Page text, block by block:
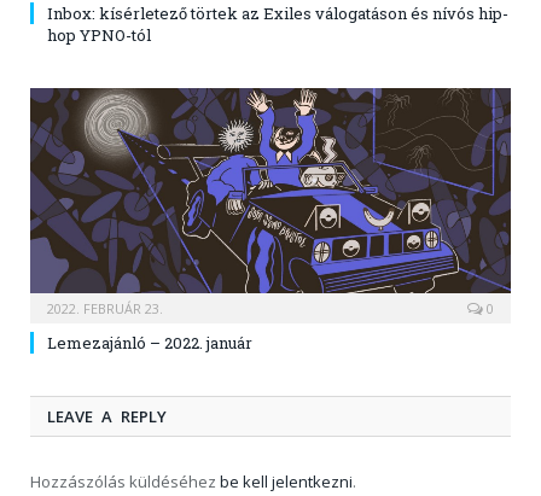
Inbox: kísérletező törtek az Exiles válogatáson és nívós hip-
hop YPNO-tól
2022. FEBRUÁR 23. 0
Lemezajánló – 2022. január
LEAVE A REPLY
Hozzászólás küldéséhez be kell jelentkezni.